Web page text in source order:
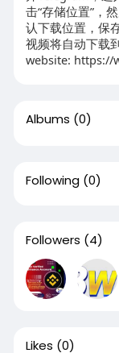
击“存储位置”，
认下载位置，保
视频将自动下载
website: https://
Albums (0)
Following (0)
Followers (4)
Likes (0)